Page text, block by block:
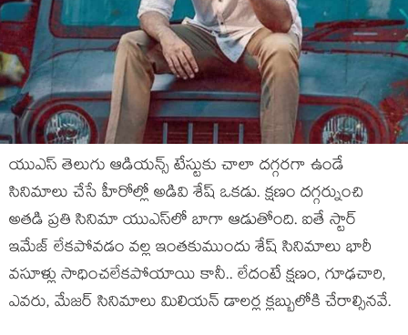
యుఎస్ తెలుగు ఆడియన్స్ టేస్టుకు చాలా దగ్గరగా ఉండే
సినిమాలు చేసే హీరోల్లో అడివి శేష్ ఒకడు. క్షణం దగ్గర్నుంచి
అతడి ప్రతి సినిమా యుఎస్‌లో బాగా ఆడుతోంది. ఐతే స్టార్
ఇమేజ్ లేకపోవడం వల్ల ఇంతకుముందు శేష్ సినిమాలు భారీ
వసూళ్లు సాధించలేకపోయాయి కానీ.. లేదంటే క్షణం, గూఢచారి,
ఎవరు, మేజర్ సినిమాలు మిలియన్ డాలర్ల క్లబ్బులోకి చేరాల్సినవే.